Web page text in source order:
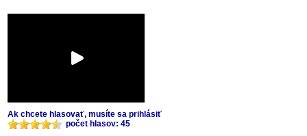
Ak chcete hlasovať, musíte sa prihlásiť
počet hlasov: 45